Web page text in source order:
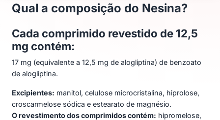
Qual a composição do Nesina?
Cada comprimido revestido de 12,5
mg contém:
17 mg (equivalente a 12,5 mg de alogliptina) de benzoato
de alogliptina.
Excipientes: manitol, celulose microcristalina, hiprolose,
croscarmelose sódica e estearato de magnésio.
O revestimento dos comprimidos contém: hipromelose,